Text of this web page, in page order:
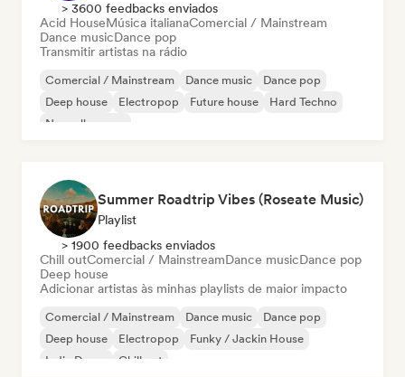
> 3600 feedbacks enviados
Acid HouseMúsica italianaComercial / Mainstream
Dance musicDance pop
Transmitir artistas na rádio
Comercial / Mainstream Dance music
Dance pop
Deep house
Electropop Future house
Hard Techno
Nouvelle scene
Summer Roadtrip Vibes (Roseate Music)
Playlist
> 1900 feedbacks enviados
Chill outComercial / MainstreamDance musicDance pop
Deep house
Adicionar artistas às minhas playlists de maior impacto
Comercial / Mainstream Dance music
Dance pop
Deep house
Electropop
Funky / Jackin House
Indie Dance
Chill out